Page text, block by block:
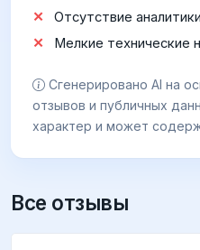
Отсутствие
Мелкие технические
Сгенерировано AI на
отзывов и публичных
характер и может
Все отзывы